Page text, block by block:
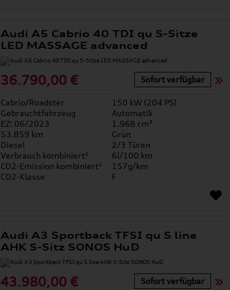
Audi A5 Cabrio 40 TDI qu S-Sitze
LED MASSAGE advanced
36.790,00 € Sofort verfügbar
Cabrio/Roadster
150 kW (204 PS)
Gebrauchtfahrzeug
Automatik
EZ: 06/2023
1.968 cm³
53.859 km
Grün
Diesel
2/3 Türen
Verbrauch kombiniert¹
6l/100 km
CO2-Emission kombiniert¹
157g/km
CO2-Klasse
F
Audi A3 Sportback TFSI qu S line
AHK S-Sitz SONOS HuD
43.980,00 € Sofort verfügbar